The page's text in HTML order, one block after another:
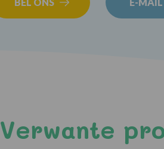
Verwante